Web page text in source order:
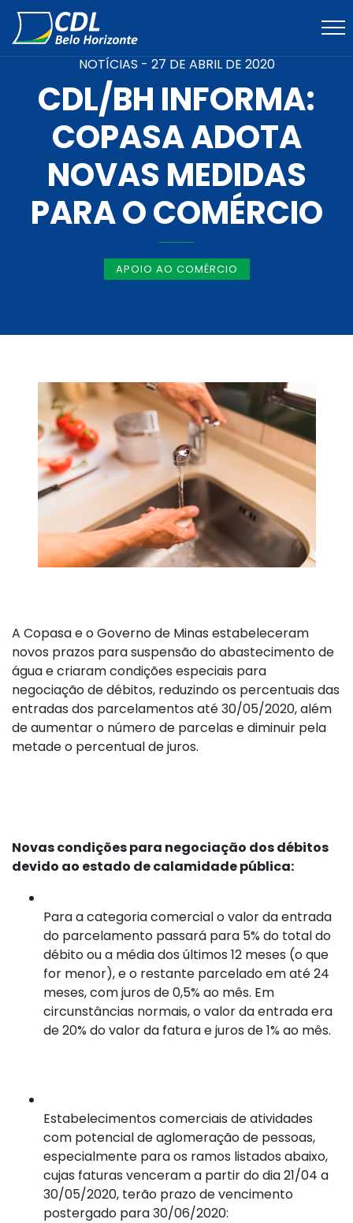
NOTÍCIAS - 27 DE ABRIL DE 2020
CDL/BH INFORMA:
COPASA ADOTA
NOVAS MEDIDAS
PARA O COMÉRCIO
APOIO AO COMÉRCIO
A Copasa e o Governo de Minas estabeleceram
novos prazos para suspensão do abastecimento de
água e criaram condições especiais para
negociação de débitos, reduzindo os percentuais das
entradas dos parcelamentos até 30/05/2020, além
de aumentar o número de parcelas e diminuir pela
metade o percentual de juros.
Novas condições para negociação dos débitos
devido ao estado de calamidade pública:
Para a categoria comercial o valor da entrada
do parcelamento passará para 5% do total do
débito ou a média dos últimos 12 meses (o que
for menor), e o restante parcelado em até 24
meses, com juros de 0,5% ao mês. Em
circunstâncias normais, o valor da entrada era
de 20% do valor da fatura e juros de 1% ao mês.
Estabelecimentos comerciais de atividades
com potencial de aglomeração de pessoas,
especialmente para os ramos listados abaixo,
cujas faturas venceram a partir do dia 21/04 a
30/05/2020, terão prazo de vencimento
postergado para 30/06/2020: